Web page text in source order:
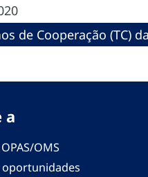
de Cooperação (TC)
a
OMS
oportunidades